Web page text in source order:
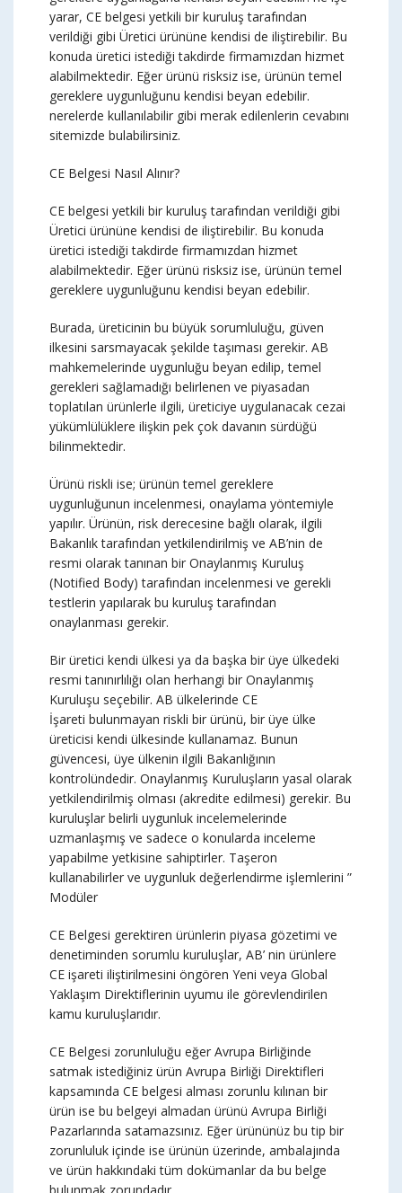
yarar, CE belgesi yetkili bir kuruluş tarafından
verildiği gibi Üretici ürününe kendisi de iliştirebilir. Bu
konuda üretici istediği takdirde firmamızdan hizmet
alabilmektedir. Eğer ürünü risksiz ise, ürünün temel
gereklere uygunluğunu kendisi beyan edebilir.
nerelerde kullanılabilir gibi merak edilenlerin cevabını
sitemizde bulabilirsiniz.
CE Belgesi Nasıl Alınır?
CE belgesi yetkili bir kuruluş tarafından verildiği gibi
Üretici ürününe kendisi de iliştirebilir. Bu konuda
üretici istediği takdirde firmamızdan hizmet
alabilmektedir. Eğer ürünü risksiz ise, ürünün temel
gereklere uygunluğunu kendisi beyan edebilir.
Burada, üreticinin bu büyük sorumluluğu, güven
ilkesini sarsmayacak şekilde taşıması gerekir. AB
mahkemelerinde uygunluğu beyan edilip, temel
gerekleri sağlamadığı belirlenen ve piyasadan
toplatılan ürünlerle ilgili, üreticiye uygulanacak cezai
yükümlülüklere ilişkin pek çok davanın sürdüğü
bilinmektedir.
Ürünü riskli ise; ürünün temel gereklere
uygunluğunun incelenmesi, onaylama yöntemiyle
yapılır. Ürünün, risk derecesine bağlı olarak, ilgili
Bakanlık tarafından yetkilendirilmiş ve AB’nin de
resmi olarak tanınan bir Onaylanmış Kuruluş
(Notified Body) tarafından incelenmesi ve gerekli
testlerin yapılarak bu kuruluş tarafından
onaylanması gerekir.
Bir üretici kendi ülkesi ya da başka bir üye ülkedeki
resmi tanınırlılığı olan herhangi bir Onaylanmış
Kuruluşu seçebilir. AB ülkelerinde CE
İşareti bulunmayan riskli bir ürünü, bir üye ülke
üreticisi kendi ülkesinde kullanamaz. Bunun
güvencesi, üye ülkenin ilgili Bakanlığının
kontrolündedir. Onaylanmış Kuruluşların yasal olarak
yetkilendirilmiş olması (akredite edilmesi) gerekir. Bu
kuruluşlar belirli uygunluk incelemelerinde
uzmanlaşmış ve sadece o konularda inceleme
yapabilme yetkisine sahiptirler. Taşeron
kullanabilirler ve uygunluk değerlendirme işlemlerini ”
Modüler
CE Belgesi gerektiren ürünlerin piyasa gözetimi ve
denetiminden sorumlu kuruluşlar, AB’ nin ürünlere
CE işareti iliştirilmesini öngören Yeni veya Global
Yaklaşım Direktiflerinin uyumu ile görevlendirilen
kamu kuruluşlarıdır.
CE Belgesi zorunluluğu eğer Avrupa Birliğinde
satmak istediğiniz ürün Avrupa Birliği Direktifleri
kapsamında CE belgesi alması zorunlu kılınan bir
ürün ise bu belgeyi almadan ürünü Avrupa Birliği
Pazarlarında satamazsınız. Eğer ürününüz bu tip bir
zorunluluk içinde ise ürünün üzerinde, ambalajında
ve ürün hakkındaki tüm dokümanlar da bu belge